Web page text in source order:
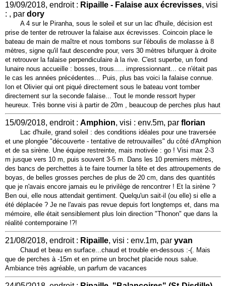
19/09/2018, endroit : Ripaille - Falaise aux écrevisses, visi
: , par dory
A 4 sur le Piranha, sous le soleil et sur un lac d'huile, décision est
prise de tenter de retrouver la falaise aux écrevisses. Coincoin place le
bateau de main de maître et nous tombons sur l'éboulis de molasse à 8
mètres, signe qu'il faut descendre pour, vers 30 mètres bifurquer à droite
et retrouver la falaise perpendiculaire à la rive. C'est superbe, un fond
lunaire nous accueille : bosses, trous..... impressionnant... ce n'était pas
le cas les années précédentes... Puis, plus bas voici la falaise connue.
Ion et Olivier qui ont piqué directement sous le bateau vont tomber
directement sur la seconde falaise... Tout le monde ressort hyper
heureux. Très bonne visi à partir de 20m , beaucoup de perches plus haut
15/09/2018, endroit : Amphion, visi : env.5m, par florian
Lac d'huile, grand soleil : des conditions idéales pour une traversée
et une plongée "découverte - tentative de retrouvailles" du côté d'Amphion
et de sa sirène. Une équipe restreinte, mais motivée : go ! Visi max 2-3
m jusque vers 10 m, puis souvent 3-5 m. Dans les 10 premiers mètres,
des bancs de perchettes à te faire tourner la tête et des attroupements de
boyas, de belles grosses perches de plus de 20 cm, dans des quantités
que je n'avais encore jamais eu le privilège de rencontrer ! Et la sirène ?
Ben oui, elle nous attendait gentiment. Quelqu'un sait-il (ou elle) si elle a
été déplacée ? Je ne l'avais pas revue depuis fort longtemps et, dans ma
mémoire, elle était sensiblement plus loin direction "Thonon" que dans la
réalité contemporaine !?!
21/08/2018, endroit : Ripaille, visi : env.1m, par yvan
Chaud et beau en surface...chaud et trouble en-dessous :-(. Mais
que de perches à -15m et en prime un brochet placide nous salue.
Ambiance très agréable, un parfum de vacances